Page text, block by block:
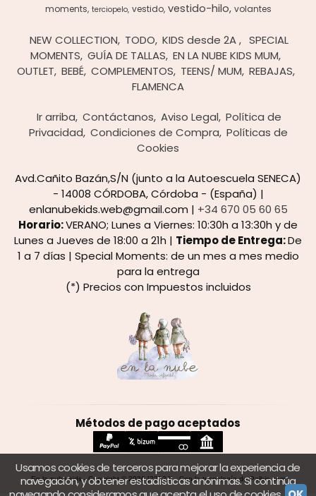
moments terciopelo vestido vestido-hilo volantes
NEW COLLECTION TODO KIDS desde 2A
SPECIAL
MOMENTS GUÍA DE TALLAS EN LA NUBE KIDS MUM
OUTLET BEBÉ COMPLEMENTOS TEENS/ MUM REBAJAS
FLAMENCA
Ir arriba Contáctanos Aviso Legal Política de
Privacidad Condiciones de Compra Políticas de
Cookies
Avd.Cañito Bazán,S/N (junto a la Autoescuela SENECA)
- 14008 CÓRDOBA, Córdoba - (España) |
enlanubekids.web@gmail.com | +34 670 05 60 65
Horario:VERANO; Lunes a Viernes: 10:30h a 13:30h y de
Lunes a Jueves de 18:00 a 21h | Tiempo de Entrega:De
1 a 7 días | Special Moments: de un mes a mes medio
para la entrega
(*) Precios con Impuestos incluidos
Métodos de pago aceptados
En la nube kids- Copyright © 2026 [22724] - Con la tecnología de Palbin.com
Usamos cookies de terceros para mejorar la experiencia de
navegación, y obtener estadísticas anónimas. Si continúa